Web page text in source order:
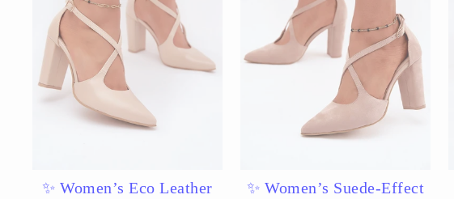
✨ Women’s Eco Leather
✨ Women’s Suede-Effect